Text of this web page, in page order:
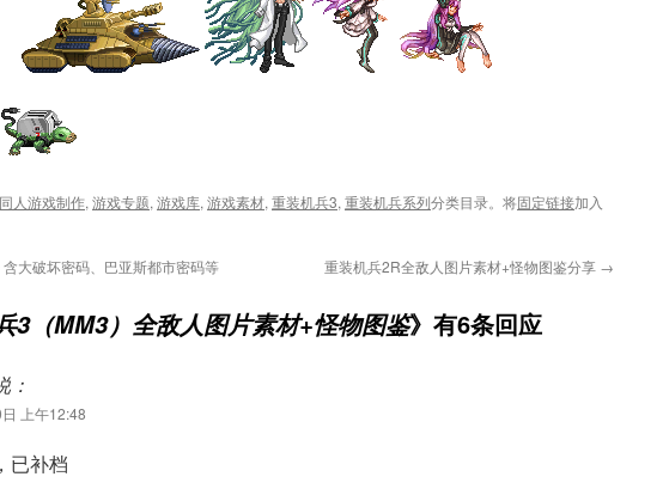
同人游戏制作, 游戏专题, 游戏库, 游戏素材, 重装机兵3, 重装机兵系列分类目录。将固定链接加入
大破坏密码、巴亚斯都市密码等 重装机兵2R全敌人图片素材+怪物图鉴分享 →
3（MM3）全敌人图片素材+怪物图鉴》有6条回应
：
上午12:48
已补档